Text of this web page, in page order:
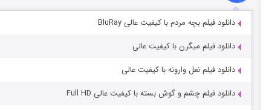
دانلود فیلم بچه مردم با کیفیت عالی BluRay
دانلود فیلم میگرن با کیفیت عالی
دانلود فیلم نعل وارونه با کیفیت عالی
دانلود فیلم چشم و گوش بسته با کیفیت عالی Full HD